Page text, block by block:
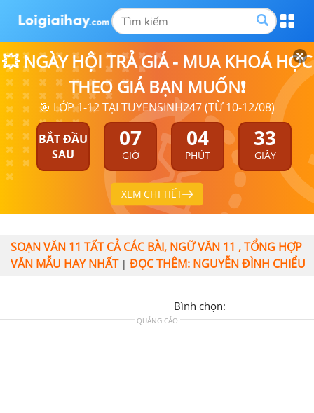
💥 NGÀY HỘI TRẢ GIÁ - MUA KHOÁ HỌC
THEO GIÁ BẠN MUỐN❗
🎯 LỚP 1-12 TẠI TUYENSINH247 (TỪ 10-12/08)
BẮT ĐẦU
SAU
07
GIỜ
04
PHÚT
33
GIÂY
XEM CHI TIẾT
SOẠN VĂN 11 TẤT CẢ CÁC BÀI, NGỮ VĂN 11 , TỔNG HỢP
VĂN MẪU HAY NHẤT| ĐỌC THÊM: NGUYỄN ĐÌNH CHIỂU
Bình chọn:
QUẢNG CÁO